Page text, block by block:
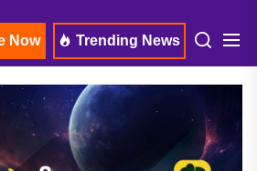
Now Trending News